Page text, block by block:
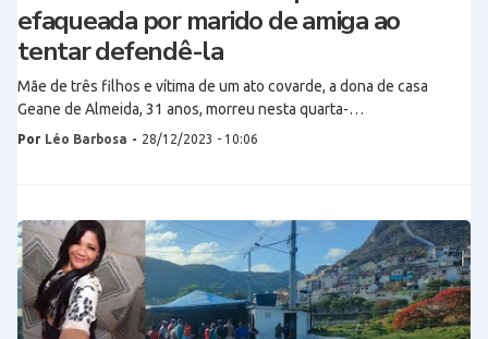
efaqueada por marido de amiga ao
tentar defendê-la
Mãe de três filhos e vítima de um ato covarde, a dona de casa
Geane de Almeida, 31 anos, morreu nesta quarta-…
Por Léo Barbosa - 28/12/2023 - 10:06